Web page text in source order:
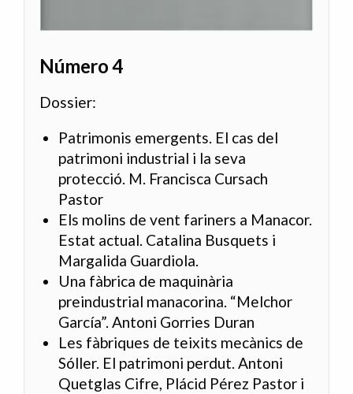
Número 4
Dossier:
Patrimonis emergents. El cas del
patrimoni industrial i la seva
protecció. M. Francisca Cursach
Pastor
Els molins de vent fariners a Manacor.
Estat actual. Catalina Busquets i
Margalida Guardiola.
Una fàbrica de maquinària
preindustrial manacorina. “Melchor
García”. Antoni Gorries Duran
Les fàbriques de teixits mecànics de
Sóller. El patrimoni perdut. Antoni
Quetglas Cifre, Plácid Pérez Pastor i